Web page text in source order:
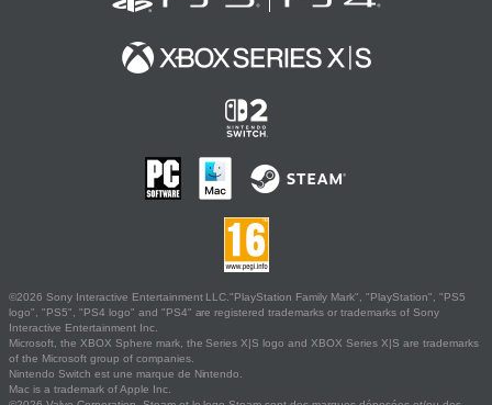
©2026 Sony Interactive Entertainment LLC."PlayStation Family Mark", "PlayStation", "PS5
logo", "PS5", "PS4 logo" and "PS4" are registered trademarks or trademarks of Sony
Interactive Entertainment Inc.
Microsoft, the XBOX Sphere mark, the Series X|S logo and XBOX Series X|S are trademarks
of the Microsoft group of companies.
Nintendo Switch est une marque de Nintendo.
Mac is a trademark of Apple Inc.